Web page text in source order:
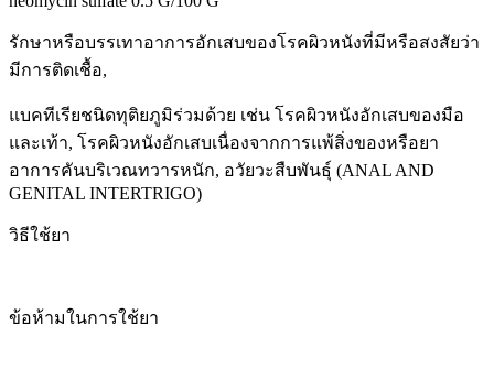
รักษาหรือบรรเทาอาการอักเสบของโรคผิวหนังที่มีหรือสงสัยว่า
มีการติดเชื้อ,
แบคทีเรียชนิดทุติยภูมิร่วมด้วย เช่น โรคผิวหนังอักเสบของมือ
และเท้า, โรคผิวหนังอักเสบเนื่องจากการแพ้สิ่งของหรือยา
อาการคันบริเวณทวารหนัก, อวัยวะสืบพันธุ์ (ANAL AND
GENITAL INTERTRIGO)
วิธีใช้ยา
ข้อห้ามในการใช้ยา